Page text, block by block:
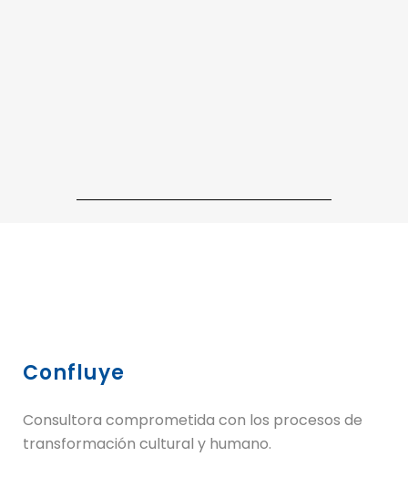
Confluye
Consultora comprometida con los procesos de
transformación cultural y humano.